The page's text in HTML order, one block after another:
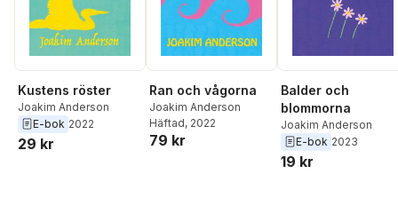
Kustens röster
Joakim Anderson
E-bok 2022
29 kr
Ran och vågorna
Joakim Anderson
Häftad, 2022
79 kr
Balder och
blommorna
Joakim Anderson
E-bok 2023
19 kr